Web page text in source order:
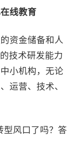
线教育
资金储备和人
技术研发能力
小机构，无论
运营、技术、
风口了吗？答